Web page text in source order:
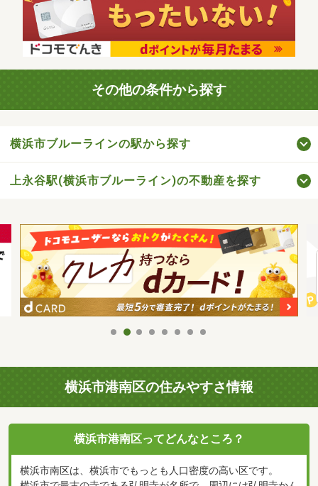
その他の条件から探す
横浜市ブルーラインの駅から探す
上永谷駅(横浜市ブルーライン)の不動産を探す
横浜市港南区の住みやすさ情報
横浜市港南区ってどんなところ？
横浜市南区は、横浜市でもっとも人口密度の高い区です。